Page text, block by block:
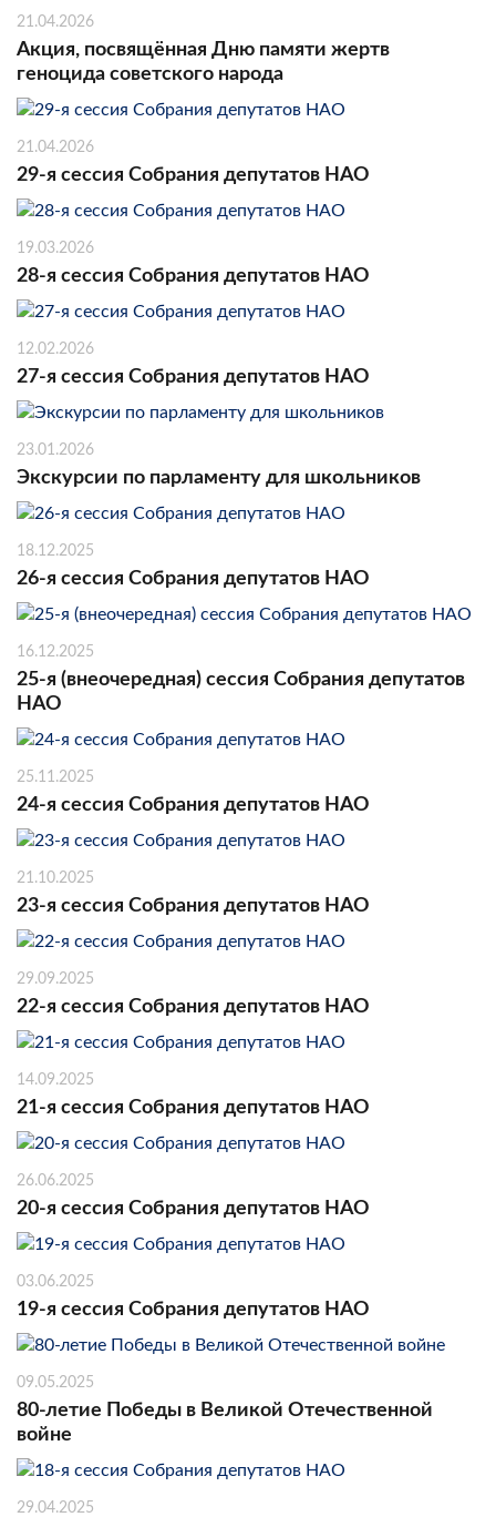
21.04.2026
Акция, посвящённая Дню памяти жертв
геноцида советского народа
21.04.2026
29-я сессия Собрания депутатов НАО
19.03.2026
28-я сессия Собрания депутатов НАО
12.02.2026
27-я сессия Собрания депутатов НАО
23.01.2026
Экскурсии по парламенту для школьников
18.12.2025
26-я сессия Собрания депутатов НАО
16.12.2025
25-я (внеочередная) сессия Собрания депутатов
НАО
25.11.2025
24-я сессия Собрания депутатов НАО
21.10.2025
23-я сессия Собрания депутатов НАО
29.09.2025
22-я сессия Собрания депутатов НАО
14.09.2025
21-я сессия Собрания депутатов НАО
26.06.2025
20-я сессия Собрания депутатов НАО
03.06.2025
19-я сессия Собрания депутатов НАО
09.05.2025
80-летие Победы в Великой Отечественной
войне
29.04.2025